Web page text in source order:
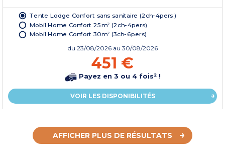
Tente Lodge Confort sans sanitaire (2ch-4pers.)
Mobil Home Confort 25m² (2ch-4pers)
Mobil Home Confort 30m² (3ch-6pers)
du 23/08/2026 au 30/08/2026
451 €
Payez en 3 ou 4 fois² !
VOIR LES DISPONIBILITÉS
AFFICHER PLUS DE RÉSULTATS